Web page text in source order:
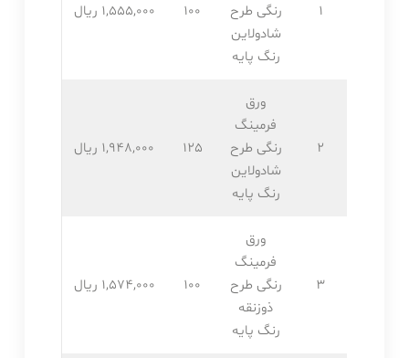
1
رنگی طرح
شادولاین
رنگ پایه
100 1,555,۰۰۰ ریال
2
ورق
فرمینگ
رنگی طرح
شادولاین
رنگ پایه
125 1,948,۰۰۰ ریال
3
ورق
فرمینگ
رنگی طرح
ذوزنقه
رنگ پایه
100 1,574,۰۰۰ ریال